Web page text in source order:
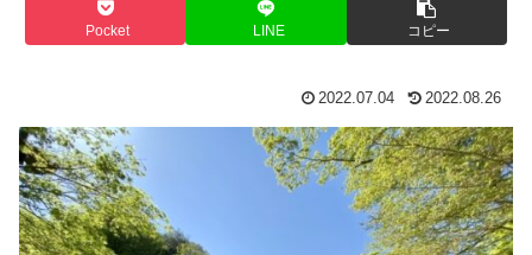
Pocket LINE コピー
2022.07.04 2022.08.26